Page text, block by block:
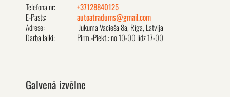
Telefona nr:
+37128840125
E-Pasts:
autoatradums@gmail.com
Adrese:
Jukuma Vacieša 8a, Rīga, Latvija
Darba laiki:
Pirm.-Piekt.: no 10-00 līdz 17-00
Galvenā izvēlne